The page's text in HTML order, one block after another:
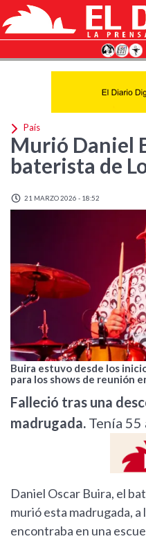
País
Murió Daniel
baterista de
21 MARZO 2026 - 18:52
Buira estuvo desde los
para los shows de reunión
Falleció tras una
madrugada. Tenía 55
Daniel Oscar Buira, el
murió esta madrugada, a
encontraba en una